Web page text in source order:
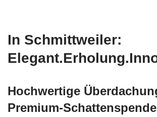
In Schmittweiler:
Hochwertige
Premium-